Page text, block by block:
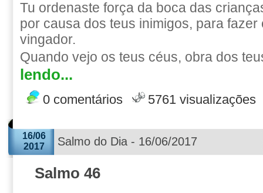
Tu ordenaste força da boca das
por causa dos teus inimigos, para
vingador.
Quando vejo os teus céus, obra dos
lendo...
0 comentários 5761 visualizações
16/06
2017
Salmo do Dia - 16/06/2017
Salmo 46